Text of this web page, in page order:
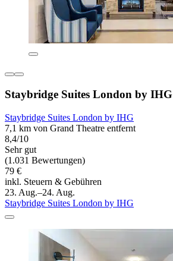
Staybridge Suites London by IHG
Staybridge Suites London by IHG
7,1 km von Grand Theatre entfernt
8,4/10
Sehr gut
(1.031 Bewertungen)
79 €
inkl. Steuern & Gebühren
23. Aug.–24. Aug.
Staybridge Suites London by IHG